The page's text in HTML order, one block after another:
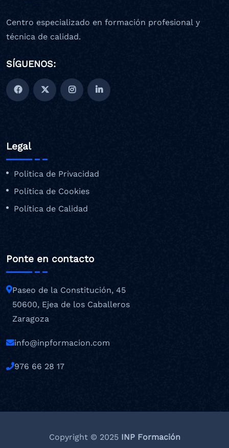
Centro especializado en formación profesional y
técnica de calidad.
SÍGUENOS:
Legal
Politica de Privacidad
Política de Cookies
Política de Calidad
Ponte en contacto
Paseo de la Constitución, 45
50600, Ejea de los Caballeros
Zaragoza
info@inpformacion.com
976 66 28 17
Copyright © 2025INP Formación